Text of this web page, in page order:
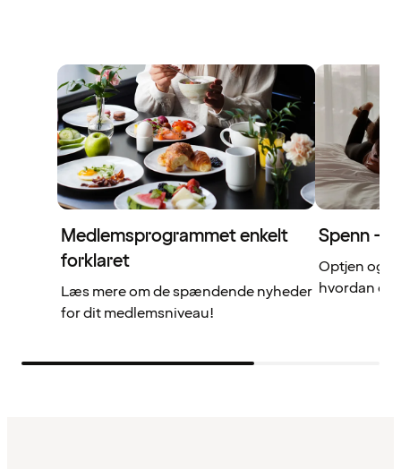
Medlemsprogrammet enkelt
forklaret
Læs mere om de spændende nyheder
for dit medlemsniveau!
Spenn –
Optjen og
hvordan